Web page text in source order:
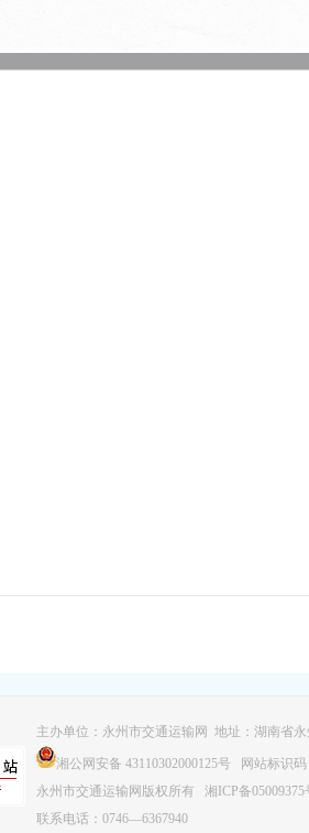
主办单位：永州市交通运输网 地址：湖南省
湘公网安备 43110302000125号 网站标识码
永州市交通运输网版权所有 湘ICP备05009375
联系电话：0746—6367940